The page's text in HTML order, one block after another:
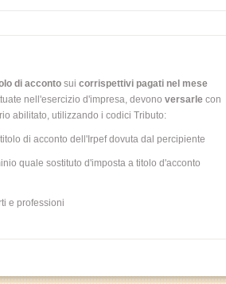
di acconto sui corrispettivi pagati nel mese
nell'esercizio d'impresa, devono versarle con
abilitato, utilizzando i codici Tributo:
di acconto dell'Irpef dovuta dal percipiente
quale sostituto d'imposta a titolo d'acconto
e professioni